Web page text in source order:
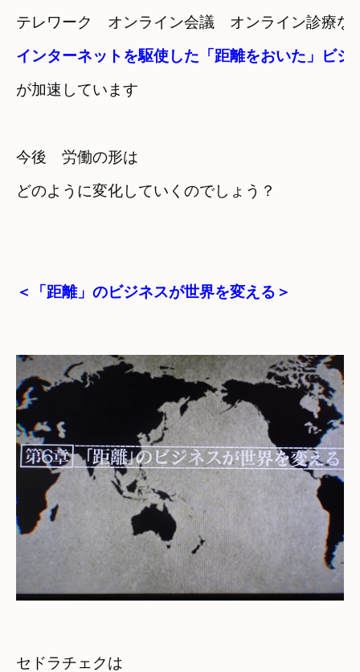
テレワーク　オンライン会議　オンライン診療な
が加速しています
今後　労働の形は
どのように変化していくのでしょう？
＜「距離」のビジネスが世界を変える＞
セドラチェクは